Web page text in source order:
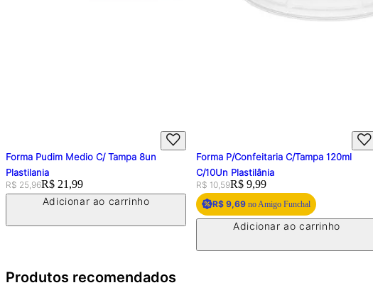
Forma Pudim Medio C/ Tampa 8un
Plastilania
Original price:
R$ 25,96Price:
R$ 21,99
Adicionar ao carrinho
Forma P/Confeitaria C/Tampa 120ml
C/10Un Plastilânia
Original price:
R$ 10,59Price:
R$ 9,99
R$ 9,69 no Amigo Funchal
Adicionar ao carrinho
Produtos recomendados